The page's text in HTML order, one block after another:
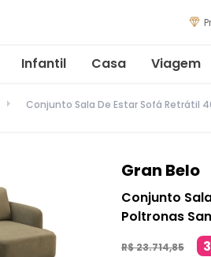
Infantil Casa Viagem
Conjunto Sala De Estar Sofá Retrátil
Gran Belo
Conjunto
Poltronas
R$23.714,85